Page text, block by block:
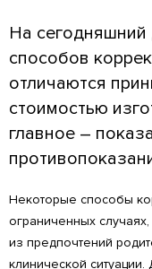
На сегодняшний
способов
отличаются
стоимостью
главное –
Некоторые способы
ограниченных
из предпочтений
клинической